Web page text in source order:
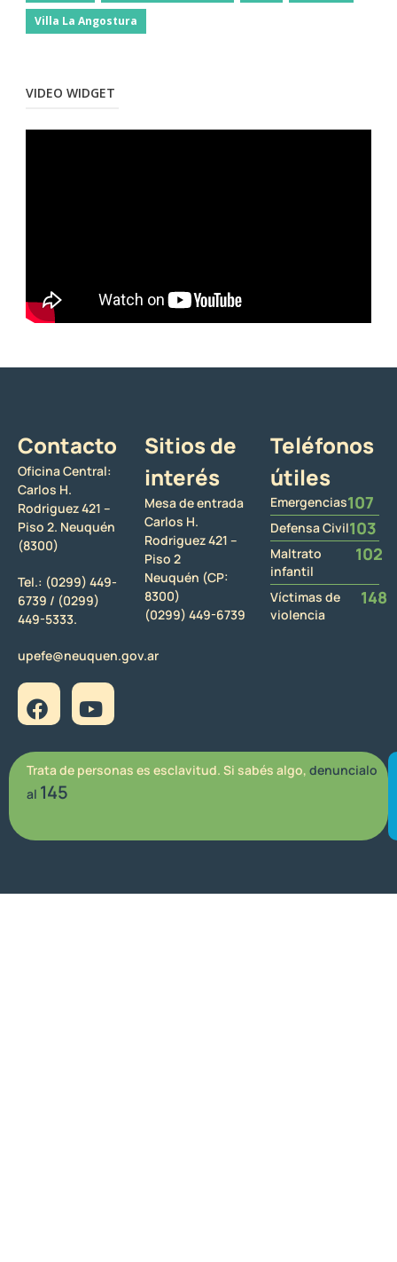
Villa La Angostura
VIDEO WIDGET
Contacto
Oficina Central:
Carlos H.
Rodriguez 421 –
Piso 2. Neuquén
(8300)
Tel.: (0299) 449-
6739 / (0299)
449-5333.
upefe@neuquen.gov.ar
Sitios de
interés
Mesa de entrada
Carlos H.
Rodriguez 421 –
Piso 2
Neuquén (CP:
8300)
(0299) 449-6739
Teléfonos
útiles
Emergencias107
Defensa Civil103
Maltrato
infantil
102
Víctimas de
violencia
148
Trata de personas es esclavitud. Si sabés algo, denuncialo
al 145